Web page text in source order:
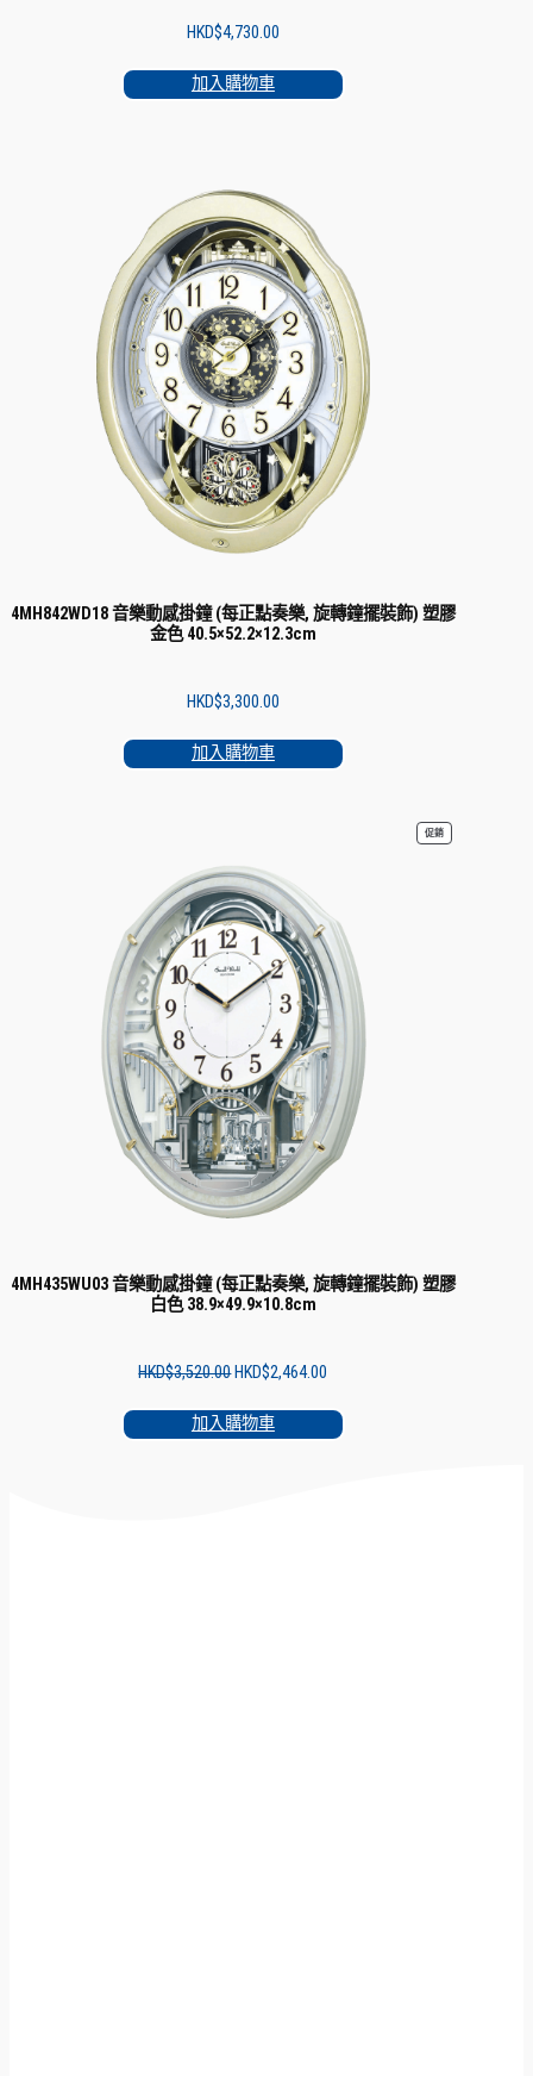
HKD$4,730.00
加入購物車
4MH842WD18 音樂動感掛鐘 (每正點奏樂, 旋轉鐘擺裝飾) 塑膠
金色 40.5×52.2×12.3cm
HKD$3,300.00
加入購物車
促銷特
價
4MH435WU03 音樂動感掛鐘 (每正點奏樂, 旋轉鐘擺裝飾) 塑膠
白色 38.9×49.9×10.8cm
HKD$3,520.00Original
was:
HKD$2,464.00
is:
加入購物車